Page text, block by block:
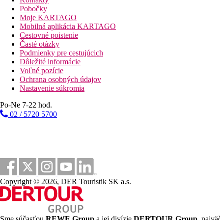
ULTRA All Inclusive:
Hlavná reštaurácia "Symposio": skoré raňajky 4.00-7.00,
nápoje, džús, káva, čaj, pri obede a večere nealkoholické
Stredomorská a la carte reštaurácia "Candia": večera
Ázijská a´la carte reštaurácia "Royal Palm": večera
Juhoamerická a la carte reštaurácia "Pacifico": brunch
Reštaurácia na pláži (ryby a morské plody): obed 12.30-
Talianska a´la carte reštaurácia "Allegro": obed 12.30-
Street food reštaurácia Pita & Burger "Albatros": 12.00-
Creperia "Alegria": 10.00-22.00, palacinky, vafle,
Bar pri bazéne "Delfinia": 9.00-24.00 nealkoholické
Bar pri bazéne "Kalypso": 10.00-18.00 nealkoholické
Bar pri pláži: 10.00-18.00 nealkoholické nápoje, pivo,
Pri večeri je vyžadované formálne oblečenie.
Zadarmo: stolný tenis, minigolf, plážový volejbal, fitness.
Za poplatok:tenis (cca 15 EUR/1 hodina, vybavenie za
parasailing, katamarán), 18 jamkové golfové ihrisko cca 7
Zábava
Zábavné večerné programy, večery so živou hudbou.
Pobočky
Moje KARTAGO
Mobilná aplikácia KARTAGO
Cestovné poistenie
Časté otázky
Podmienky pre cestujúcich
Dôležité informácie
Voľné pozície
Ochrana osobných údajov
Nastavenie súkromia
Po-Ne 7-22 hod.
02 / 5720 5700
Copyright © 2026, DER Touristik SK a.s.